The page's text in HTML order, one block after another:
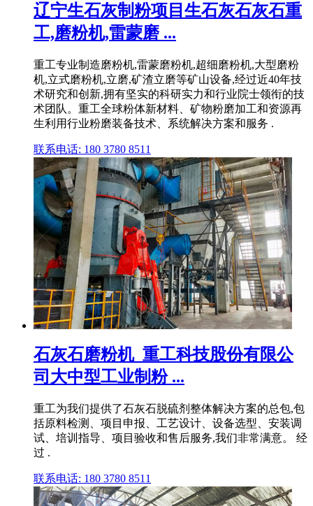
辽宁生石灰制粉项目生石灰石灰石重
工,磨粉机,雷蒙磨 ...
重工专业制造磨粉机,雷蒙磨粉机,超细磨粉机,大型磨粉
机,立式磨粉机,立磨,矿渣立磨等矿山设备,经过近40年技
术研究和创新,拥有坚实的科研实力和行业院士领衔的技
术团队。重工全球粉体新材料、矿物粉磨加工和资源再
生利用行业粉磨装备技术、系统解决方案和服务 .
联系电话: 180 3780 8511
石灰石磨粉机_重工科技股份有限公
司大中型工业制粉 ...
重工为我们提供了石灰石脱硫剂整体解决方案的总包,包
括原料检测、项目申报、工艺设计、设备选型、安装调
试、培训指导、项目验收和售后服务,我们非常满意。 经
过 .
联系电话: 180 3780 8511